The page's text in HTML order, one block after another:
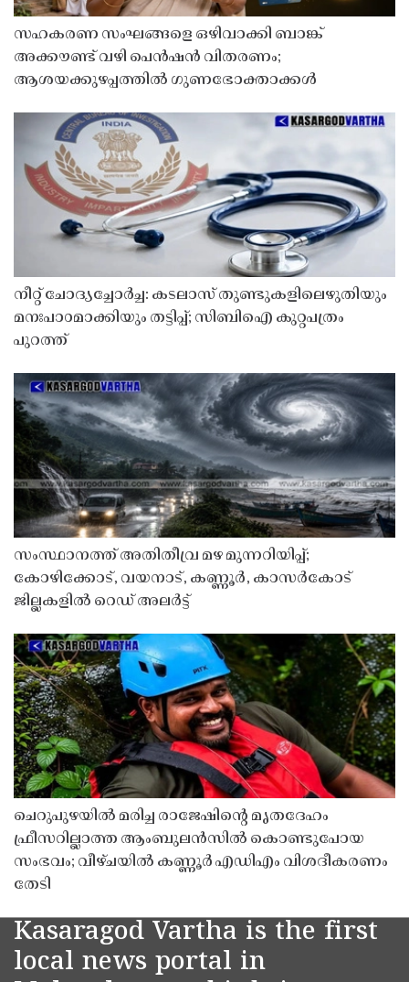
സഹകരണ സംഘങ്ങളെ ഒഴിവാക്കി ബാങ്ക്
അക്കൗണ്ട് വഴി പെൻഷൻ വിതരണം;
ആശയക്കുഴപ്പത്തിൽ ഗുണഭോക്താക്കൾ
നീറ്റ് ചോദ്യച്ചോർച്ച: കടലാസ് തുണ്ടുകളിലെഴുതിയും
മനഃപാഠമാക്കിയും തട്ടിപ്പ്; സിബിഐ കുറ്റപത്രം
പുറത്ത്
സംസ്ഥാനത്ത് അതിതീവ്ര മഴ മുന്നറിയിപ്പ്;
കോഴിക്കോട്, വയനാട്, കണ്ണൂർ, കാസർകോട്
ജില്ലകളിൽ റെഡ് അലർട്ട്
ചെറുപുഴയിൽ മരിച്ച രാജേഷിൻ്റെ മൃതദേഹം
ഫ്രീസറില്ലാത്ത ആംബുലൻസിൽ കൊണ്ടുപോയ
സംഭവം; വീഴ്ചയിൽ കണ്ണൂർ എഡിഎം വിശദീകരണം
തേടി
Kasaragod Vartha is the first
local news portal in